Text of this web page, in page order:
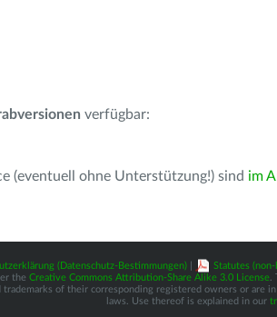
verfügbar:
(eventuell ohne Unterstützung!) sind im
(Datenschutz-Bestimmungen) Statutes
the Creative Commons Attribution-Share Alike 3.0 License.
trademarks of their corresponding registered owners or
laws. Use thereof is explained in our